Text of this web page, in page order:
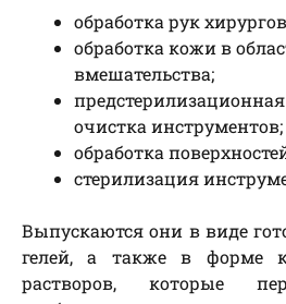
обработка рук
обработка кожи в
вмешательства;
очистка инструментов;
обработка
стерилизация
Выпускаются они в виде
гелей, а также в форме
растворов, которые